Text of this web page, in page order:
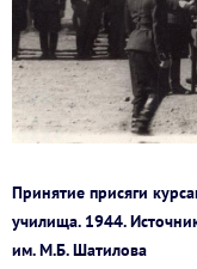
Принятие присяги
училища. 1944.
им. М.Б. Шатилова